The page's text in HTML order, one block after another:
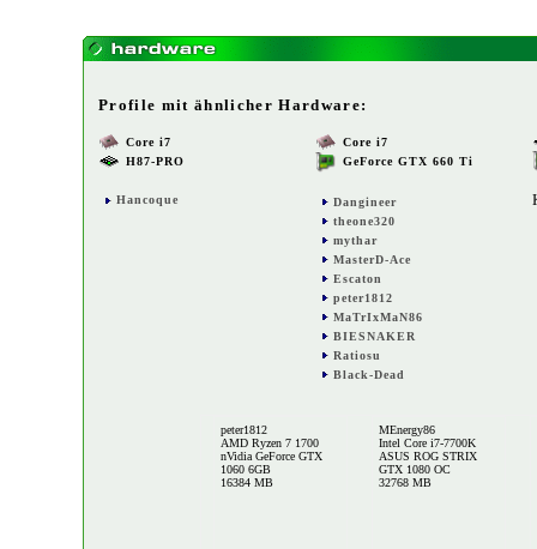
Profile mit ähnlicher Hardware:
Core i7
H87-PRO
Hancoque
Core i7
GeForce GTX 660 Ti
Dangineer
theone320
mythar
MasterD-Ace
Escaton
peter1812
MaTrIxMaN86
BIESNAKER
Ratiosu
Black-Dead
peter1812
AMD Ryzen 7 1700
nVidia GeForce GTX
1060 6GB
16384 MB
MEnergy86
Intel Core i7-7700K
ASUS ROG STRIX
GTX 1080 OC
32768 MB